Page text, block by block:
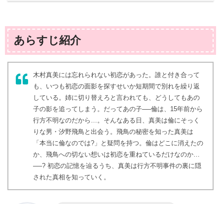
あらすじ紹介
木村真美には忘れられない初恋があった。誰と付き合って
も、いつも初恋の面影を探すせいか短期間で別れを繰り返
している。姉に切り替えろと言われても、どうしてもあの
子の影を追ってしまう。だってあの子──倫は、15年前から
行方不明なのだから…。そんなある日、真美は倫にそっく
りな男・汐野飛鳥と出会う。飛鳥の秘密を知った真美は
「本当に倫なのでは?」と疑問を持つ。倫はどこに消えたの
か、飛鳥への切ない想いは初恋を重ねているだけなのか…
──? 初恋の記憶を辿るうち、真美は行方不明事件の裏に隠
された真相を知っていく。